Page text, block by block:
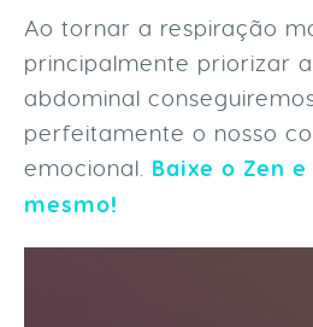
Ao tornar a respiração
principalmente priorizar
abdominal
perfeitamente o nosso
emocional. Baixe o Zen
mesmo!